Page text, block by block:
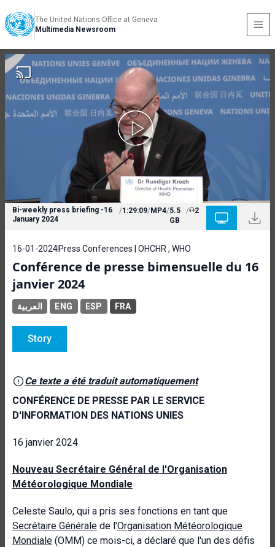
The United Nations Office at Geneva
Multimedia Newsroom
Bi-weekly press briefing -16
January 2024
/1:29:09/MP4/5.5
GB
/ 2
16-01-2024Press Conferences | OHCHR , WHO
Conférence de presse bimensuelle du 16
janvier 2024
العربية ENG ESP FRA
Story
Ce texte a été traduit automatiquement
CONFÉRENCE DE PRESSE PAR LE SERVICE
D'INFORMATION DES NATIONS UNIES
16 janvier 2024
Nouveau Secrétaire Général de l'Organisation
Météorologique Mondiale
Celeste Saulo, qui a pris ses fonctions en tant que
Secrétaire Générale de l'Organisation Météorologique
Mondiale (OMM) ce mois-ci, a déclaré que l'un des défis